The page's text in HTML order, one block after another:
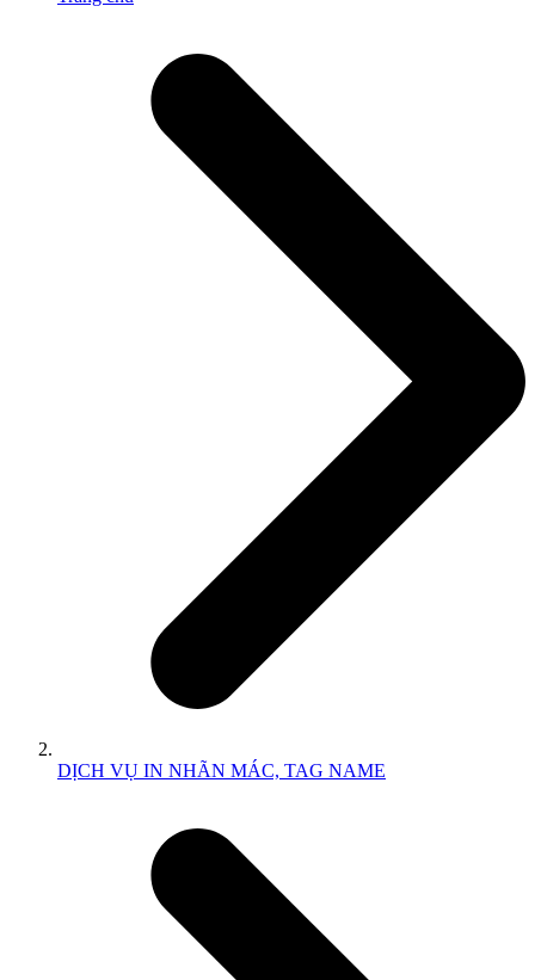
DỊCH VỤ IN NHÃN MÁC, TAG NAME